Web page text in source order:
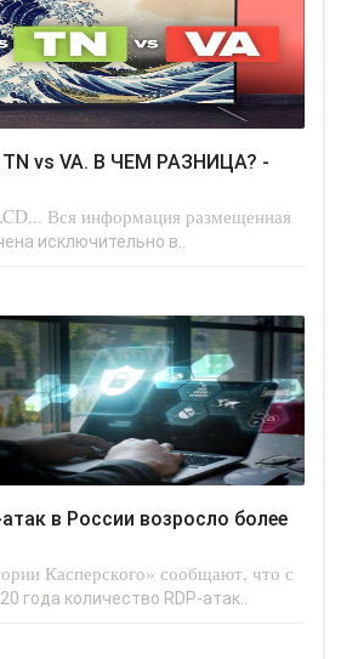
Вся информация размещенная
исключительно в..
Касперского» сообщают, что с
года количество RDP-атак..